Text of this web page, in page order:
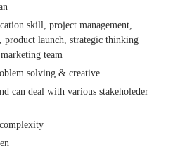
skill, project management,
product launch, strategic thinking
team
solving & creative
can deal with various stakeholeder